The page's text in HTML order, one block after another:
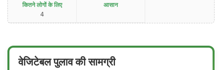
कितने लोगों के लिए
4
आसान
वेजिटेबल पुलाव की सामग्री